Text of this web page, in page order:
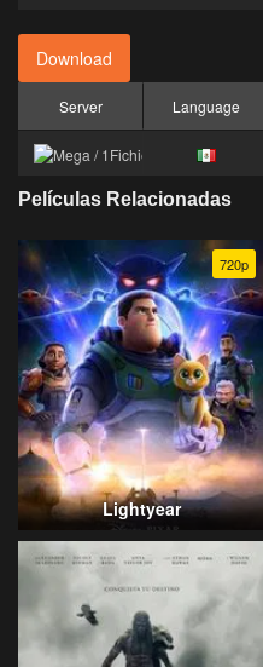
Download
Server Language
Películas Relacionadas
720p
Lightyear